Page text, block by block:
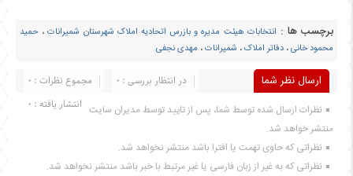
برچسب ها : انتخابات هیئت مدیره و بازرس اتحادیه املاک شهرستان شمیرانات، حمید
محمود خانی، دفاتر املاک، شمیرانات، مهدی نجفی
ارسال نظر شما مجموع نظرات : 0
در انتظار بررسی : 0
انتشار یافته : 0 نظرات ارسال شده توسط شما، پس از تایید توسط مدیران سایت
منتشر خواهد شد.
نظراتی که حاوی تهمت یا افترا باشد منتشر نخواهد شد.
نظراتی که به غیر از زبان فارسی یا غیر مرتبط با خبر باشد منتشر نخواهد شد.